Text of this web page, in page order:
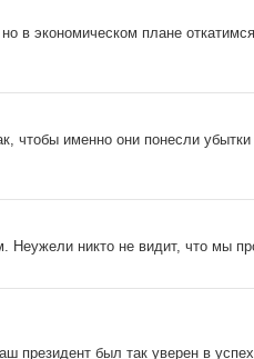
в экономическом плане
чтобы именно они понесли
Неужели никто не видит, что мы
президент был так уверен в